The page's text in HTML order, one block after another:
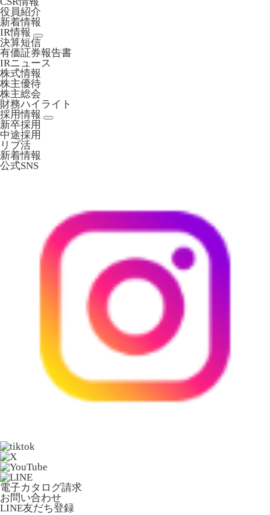
役員紹介
新着情報
IR情報
決算短信
有価証券報告書
IRニュース
株式情報
株主優待
株主総会
財務ハイライト
採用情報
新卒採用
中途採用
リブ活
新着情報
公式SNS
電子カタログ請求
お問い合わせ
LINE友だち登録